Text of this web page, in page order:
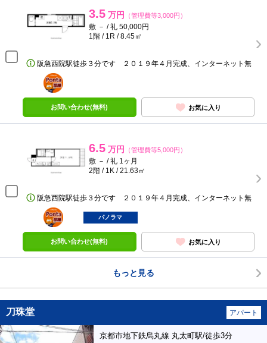
3.5 万円 （管理費等3,000円）
敷 － / 礼 50,000円
1階 / 1R / 8.45㎡
阪急西院駅徒歩３分です ２０１９年４月完成、インターネット無
ポンタ
部屋
お問い合わせ(無料) お気に入り
6.5 万円 （管理費等5,000円）
敷 － / 礼 1ヶ月
2階 / 1K / 21.63㎡
阪急西院駅徒歩３分です ２０１９年４月完成、インターネット無
ポンタ
部屋
パノラマ
お問い合わせ(無料) お気に入り
もっと見る
刀珠堂 アパート
京都市地下鉄烏丸線 丸太町駅/徒歩3分